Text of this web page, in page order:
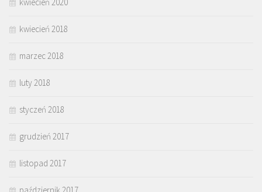
kwiecień 2020
kwiecień 2018
marzec 2018
luty 2018
styczeń 2018
grudzień 2017
listopad 2017